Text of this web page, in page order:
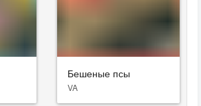
Бешеные псы
VA